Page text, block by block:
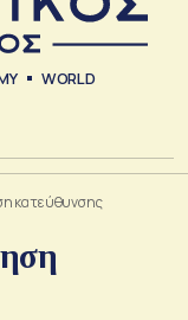
WORLD
κατεύθυνσης